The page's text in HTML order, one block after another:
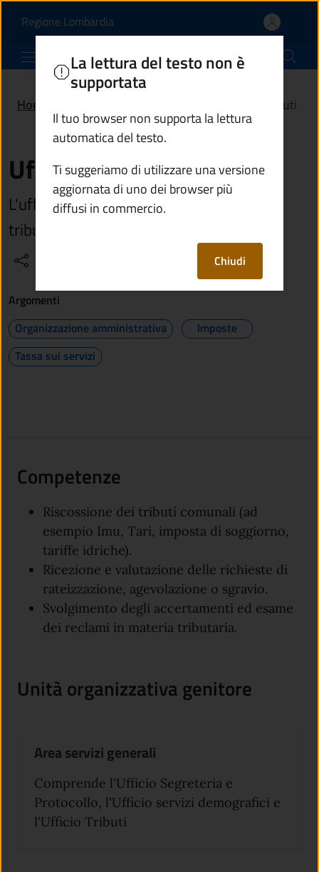
Ufficio tributi | Comune
Regione Lombardia(apre in un'altra scheda).
Comune di Berzo Inferiore
Home Ufficio tributi
Ufficio tributi
L'ufficio si occupa della riscossione dei
tributi
La lettura del testo non è
supportata
Il tuo browser non supporta la lettura
automatica del testo.
Ti suggeriamo di utilizzare una versione
aggiornata di uno dei browser più
diffusi in commercio.
Chiudi
Argomenti
Organizzazione amministrativa
Imposte
Tassa sui servizi
Competenze
Riscossione dei tributi comunali (ad
esempio Imu, Tari, imposta di soggiorno,
tariffe idriche).
Ricezione e valutazione delle richieste di
rateizzazione, agevolazione o sgravio.
Svolgimento degli accertamenti ed esame
dei reclami in materia tributaria.
Unità organizzativa genitore
Area servizi generali
Comprende l'Ufficio Segreteria e
Protocollo, l'Ufficio servizi demografici e
l'Ufficio Tributi